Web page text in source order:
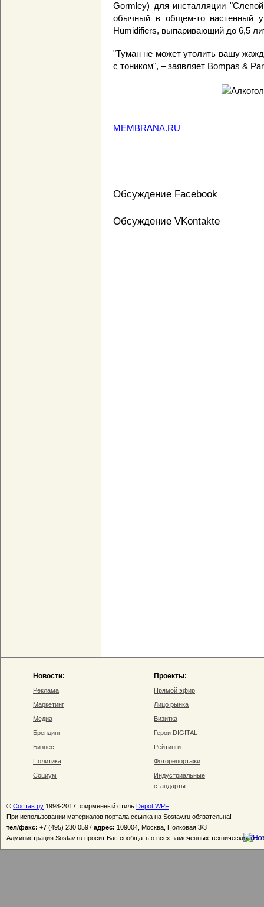
Gormley) для инсталляции
обычный в общем-то настенный
Humidifiers, выпаривающий до 6,5
"Туман не может утолить вашу
с тоником", – заявляет Bompas &
MEMBRANA.RU
Обсуждение Facebook
Обсуждение VKontakte
Новости:
Реклама
Маркетинг
Медиа
Брендинг
Бизнес
Политика
Социум
Проекты:
Прямой эфир
Лицо рынка
Визитка
Герои DIGITAL
Рейтинги
Фоторепортажи
Индустриальные
стандарты
© Состав.ру 1998-2017, фирменный стиль Depot WPF
При использовании материалов портала ссылка на Sostav.ru обязательна!
тел/факс: +7 (495) 230 0597 адрес: 109004, Москва, Полковая 3/3
Администрация Sostav.ru просит Вас сообщать о всех замеченных технических